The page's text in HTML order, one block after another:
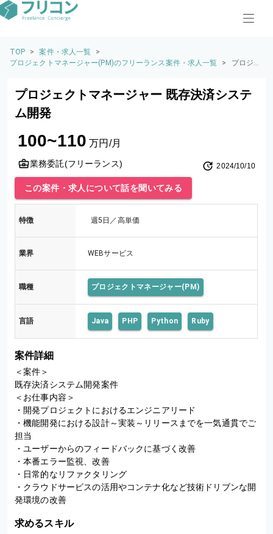
TOP > 案件・求人一覧
>
プロジェクトマネージャー(PM)のフリーランス案件・求人一覧
>
プロジェ
既存決済
プロジェクトマネージャー 既存決済システ
ム開発
100~110 万円/月
業務委託(フリーランス) 2024/10/10
この案件・求人について話を聞いてみる
特徴 週5日／高単価
業界 WEBサービス
職種 プロジェクトマネージャー(PM)
言語 Java PHP Python Ruby
案件詳細
＜案件＞
既存決済システム開発案件
＜お仕事内容＞
・開発プロジェクトにおけるエンジニアリード
・機能開発における設計～実装～リリースまでを一気通貫でご
担当
・ユーザーからのフィードバックに基づく改善
・本番エラー監視、改善
・日常的なリファクタリング
・クラウドサービスの活用やコンテナ化など技術ドリブンな開
発環境の改善
求めるスキル